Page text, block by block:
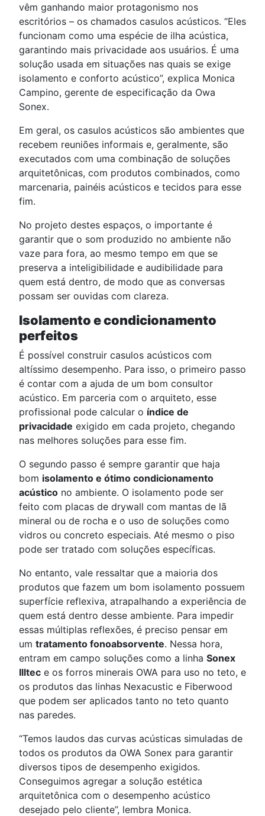
vêm ganhando maior protagonismo nos
escritórios – os chamados casulos acústicos. “Eles
funcionam como uma espécie de ilha acústica,
garantindo mais privacidade aos usuários. É uma
solução usada em situações nas quais se exige
isolamento e conforto acústico”, explica Monica
Campino, gerente de especificação da Owa
Sonex.
Em geral, os casulos acústicos são ambientes que
recebem reuniões informais e, geralmente, são
executados com uma combinação de soluções
arquitetônicas, com produtos combinados, como
marcenaria, painéis acústicos e tecidos para esse
fim.
No projeto destes espaços, o importante é
garantir que o som produzido no ambiente não
vaze para fora, ao mesmo tempo em que se
preserva a inteligibilidade e audibilidade para
quem está dentro, de modo que as conversas
possam ser ouvidas com clareza.
Isolamento e condicionamento
perfeitos
É possível construir casulos acústicos com
altíssimo desempenho. Para isso, o primeiro passo
é contar com a ajuda de um bom consultor
acústico. Em parceria com o arquiteto, esse
profissional pode calcular o índice de
privacidade exigido em cada projeto, chegando
nas melhores soluções para esse fim.
O segundo passo é sempre garantir que haja
bom isolamento e ótimo condicionamento
acústico no ambiente. O isolamento pode ser
feito com placas de drywall com mantas de lã
mineral ou de rocha e o uso de soluções como
vidros ou concreto especiais. Até mesmo o piso
pode ser tratado com soluções específicas.
No entanto, vale ressaltar que a maioria dos
produtos que fazem um bom isolamento possuem
superfície reflexiva, atrapalhando a experiência de
quem está dentro desse ambiente. Para impedir
essas múltiplas reflexões, é preciso pensar em
um tratamento fonoabsorvente. Nessa hora,
entram em campo soluções como a linha Sonex
Illtec e os forros minerais OWA para uso no teto, e
os produtos das linhas Nexacustic e Fiberwood
que podem ser aplicados tanto no teto quanto
nas paredes.
“Temos laudos das curvas acústicas simuladas de
todos os produtos da OWA Sonex para garantir
diversos tipos de desempenho exigidos.
Conseguimos agregar a solução estética
arquitetônica com o desempenho acústico
desejado pelo cliente”, lembra Monica.